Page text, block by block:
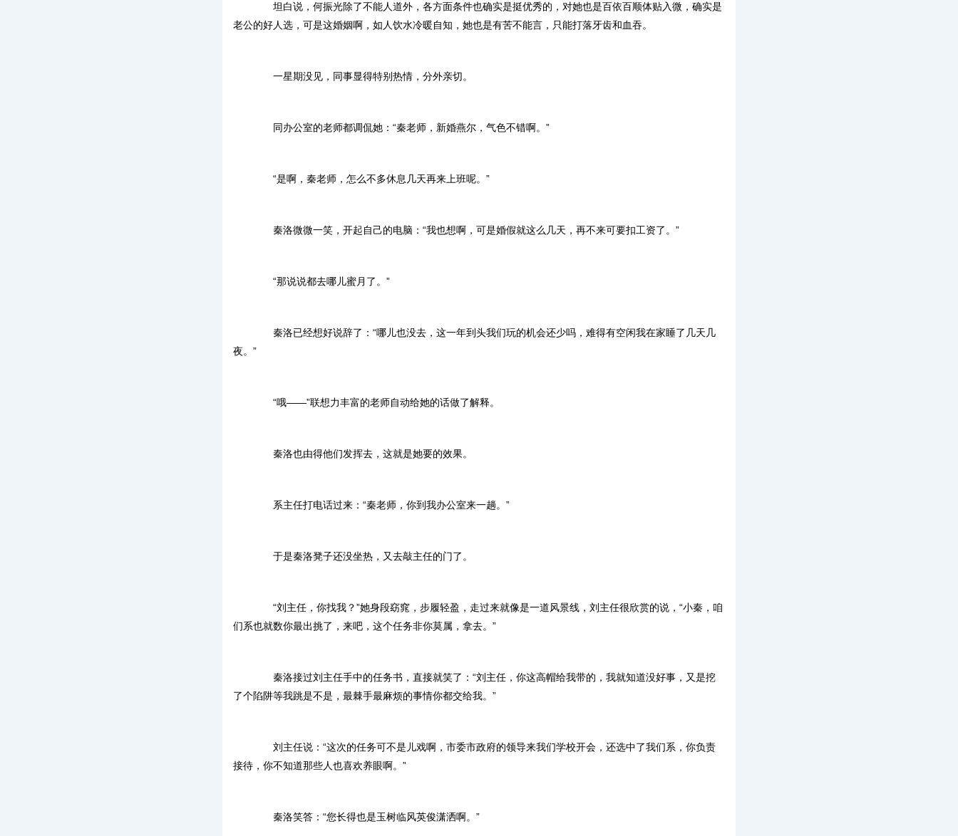
坦白说，何振光除了不能人道外，各方面条件也确实是挺优秀的，对她也是百依百顺体贴入微，确实是
老公的好人选，可是这婚姻啊，如人饮水冷暖自知，她也是有苦不能言，只能打落牙齿和血吞。
一星期没见，同事显得特别热情，分外亲切。
同办公室的老师都调侃她：“秦老师，新婚燕尔，气色不错啊。”
“是啊，秦老师，怎么不多休息几天再来上班呢。”
秦洛微微一笑，开起自己的电脑：“我也想啊，可是婚假就这么几天，再不来可要扣工资了。”
“那说说都去哪儿蜜月了。”
秦洛已经想好说辞了：“哪儿也没去，这一年到头我们玩的机会还少吗，难得有空闲我在家睡了几天几
夜。”
“哦——”联想力丰富的老师自动给她的话做了解释。
秦洛也由得他们发挥去，这就是她要的效果。
系主任打电话过来：“秦老师，你到我办公室来一趟。”
于是秦洛凳子还没坐热，又去敲主任的门了。
“刘主任，你找我？”她身段窈窕，步履轻盈，走过来就像是一道风景线，刘主任很欣赏的说，“小秦，咱
们系也就数你最出挑了，来吧，这个任务非你莫属，拿去。”
秦洛接过刘主任手中的任务书，直接就笑了：“刘主任，你这高帽给我带的，我就知道没好事，又是挖
了个陷阱等我跳是不是，最棘手最麻烦的事情你都交给我。”
刘主任说：“这次的任务可不是儿戏啊，市委市政府的领导来我们学校开会，还选中了我们系，你负责
接待，你不知道那些人也喜欢养眼啊。”
秦洛笑答：“您长得也是玉树临风英俊潇洒啊。”